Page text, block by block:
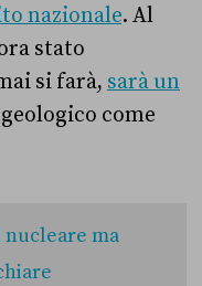
nazionale. Al
stato
si farà, sarà un
come
nucleare ma